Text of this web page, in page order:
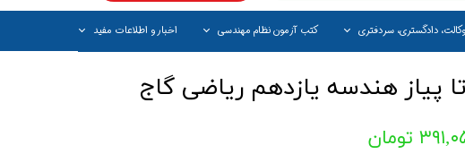
دادگستری، سردفتری کتب آزمون نظام مهندسی اخبار و اطلاعات مفید
پیاز هندسه یازدهم ریاضی گاج
تومان